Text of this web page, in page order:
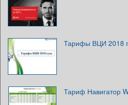
Тарифы ВЦИ 2018
Тариф Навигатор